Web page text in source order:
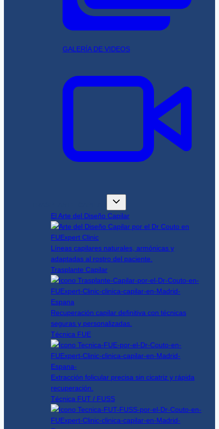
GALERÍA DE VIDEOS
El Arte del Diseño Capilar
Líneas capilares naturales, armónicas y
adaptadas al rostro del paciente.
Trasplante Capilar
Recuperación capilar definitiva con técnicas
seguras y personalizadas.
Técnica FUE
Extracción folicular precisa sin cicatriz y rápida
recuperación.
Técnica FUT / FUSS